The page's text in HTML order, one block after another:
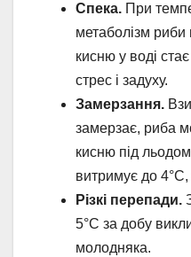
Спека. При
метаболізм
кисню у воді
стрес і задуху.
Замерзання.
замерзає, риба
кисню під
витримує до
Різкі перепади.
5°C за добу
молодняка.